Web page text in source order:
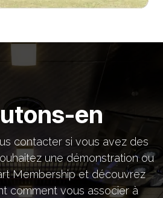
en
contacter si vous avez des
une démonstration ou
Membership et découvrez
comment vous associer à